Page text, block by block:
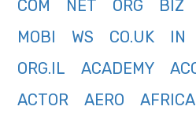
COM NET ORG BIZ
MOBI
WS CO.UK IN
ORG.IL
ACADEMY
ACTOR
AERO AFRICA